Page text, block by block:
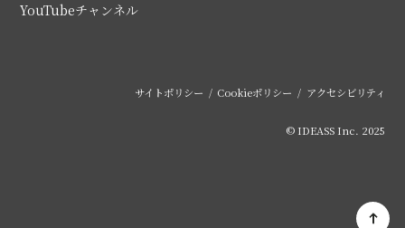
YouTubeチャンネル
サイトポリシー Cookieポリシー アクセシビリティ
© IDEASS Inc. 2025